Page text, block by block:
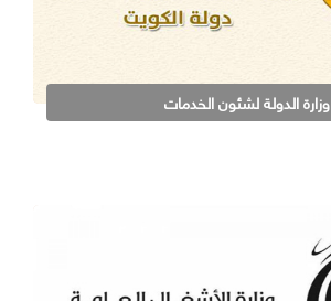
وزارة الدولة لشئون الخدمات